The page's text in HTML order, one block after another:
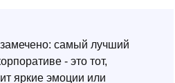
замечено: самый лучший
- это тот,
яркие эмоции или